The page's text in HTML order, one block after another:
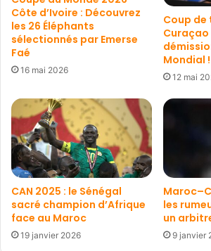
Côte d’Ivoire : Découvrez
les 26 Éléphants
sélectionnés par Emerse
Faé
16 mai 2026
Coup de
Mondial !
12 mai
CAN 2025 : le Sénégal
sacré champion d’Afrique
face au Maroc
19 janvier 2026
les
un
9 janvier